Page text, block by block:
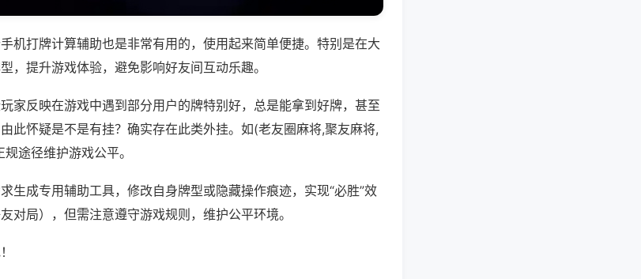
机打牌计算辅助也是非常有用的，使用起来简单便捷。特别是在大
，提升游戏体验，避免影响好友间互动乐趣。
家反映在游戏中遇到部分用户的牌特别好，总是能拿到好牌，甚至
此怀疑是不是有挂？确实存在此类外挂。如(老友圈麻将,聚友麻将,
途径维护游戏公平。
生成专用辅助工具，修改自身牌型或隐藏操作痕迹，实现“必胜”效
对局），但需注意遵守游戏规则，维护公平环境。